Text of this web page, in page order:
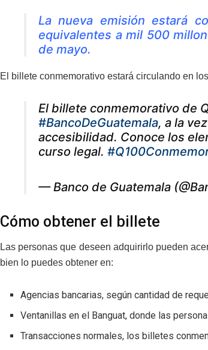
La nueva emisión estará
equivalentes a mil 500
de mayo.
El billete conmemorativo estará circulando en
El billete conmemorativo de
#BancoDeGuatemala, a la
accesibilidad. Conoce los
curso legal.
— Banco de Guatemala
Cómo obtener el billete
Las personas que deseen adquirirlo pueden
bien lo puedes obtener en:
Agencias bancarias, según cantidad de
Ventanillas en el Banguat, donde las
Transacciones normales, los billetes